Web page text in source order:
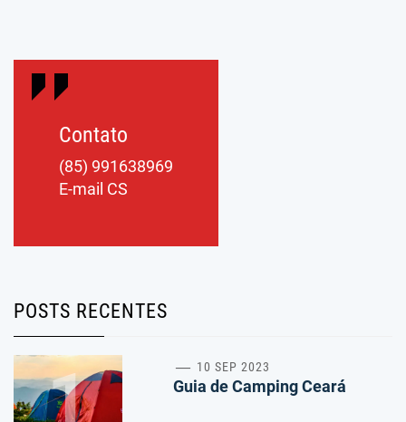
Contato
(85) 991638969
E-mail CS
POSTS RECENTES
1 10 SEP 2023
Guia de Camping Ceará